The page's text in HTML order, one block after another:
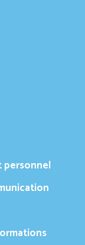
personnel